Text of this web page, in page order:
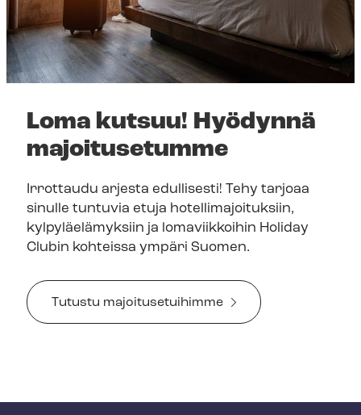
Loma kutsuu! Hyödynnä
majoitusetumme
Irrottaudu arjesta edullisesti! Tehy tarjoaa
sinulle tuntuvia etuja ho­tel­li­ma­joi­tuk­siin,
kylpyläelämyksiin ja lomaviikkoihin Holiday
Clubin kohteissa ympäri Suomen.
Tutustu majoitusetuihimme